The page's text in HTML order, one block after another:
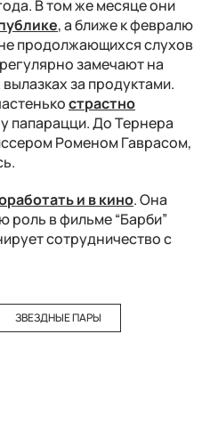
В том же месяце они
, а ближе к февралю
продолжающихся слухов
замечают на
за продуктами.
страстно
папарацци. До Тернера
Роменом Гаврасом,
и в кино. Она
роль в фильме “Барби”
сотрудничество с
ЗВЕЗДНЫЕ ПАРЫ